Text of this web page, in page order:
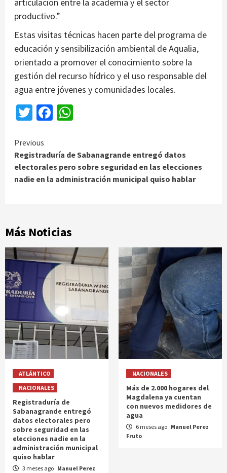
productivo.”
Estas visitas técnicas hacen parte del programa de
educación y sensibilización ambiental de Aqualia,
orientado a promover el conocimiento sobre la
gestión del recurso hídrico y el uso responsable del
agua entre jóvenes y comunidades locales.
TwitterFacebook
Continue
Reading
Previous
Registraduría de Sabanagrande entregó datos
electorales pero sobre seguridad en las elecciones
nadie en la administración municipal quiso hablar
Más Noticias
ATLÁNTICO
NACIONALES
Registraduría de
Sabanagrande entregó
datos electorales pero
sobre seguridad en las
elecciones nadie en la
administración municipal
quiso hablar
3 meses ago Manuel Perez
NACIONALES
Más de 2.000 hogares del
Magdalena ya cuentan
con nuevos medidores de
agua
6 meses ago Manuel Perez
Fruto